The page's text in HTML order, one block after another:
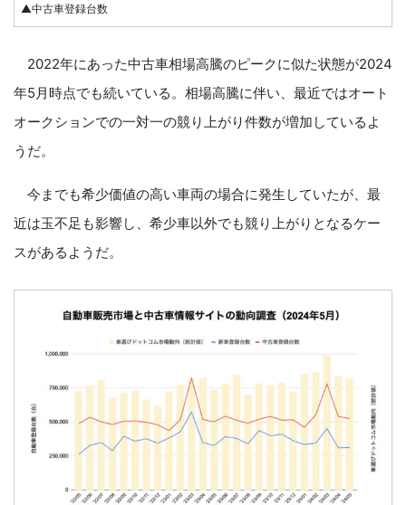
▲中古車登録台数
2022年にあった中古車相場高騰のピークに似た状態が2024
年5月時点でも続いている。相場高騰に伴い、最近ではオート
オークションでの一対一の競り上がり件数が増加しているよ
うだ。
今までも希少価値の高い車両の場合に発生していたが、最
近は玉不足も影響し、希少車以外でも競り上がりとなるケー
スがあるようだ。